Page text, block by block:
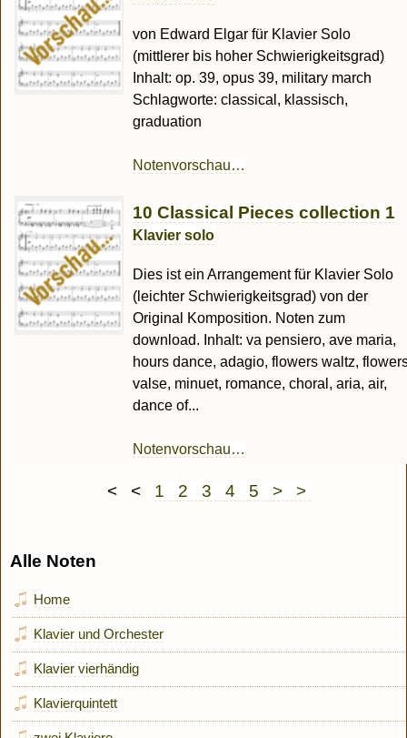
von Edward Elgar für Klavier Solo
(mittlerer bis hoher Schwierigkeitsgrad)
Inhalt: op. 39, opus 39, military march
Schlagworte: classical, klassisch,
graduation
Notenvorschau…
10 Classical Pieces collection 1
Klavier solo
Dies ist ein Arrangement für Klavier Solo
(leichter Schwierigkeitsgrad) von der
Original Komposition. Noten zum
download. Inhalt: va pensiero, ave maria,
hours dance, adagio, flowers waltz,
valse, minuet, romance, choral, aria, air,
dance of...
Notenvorschau…
< < 1 2 3 4 5 > >
Alle Noten
Home
Klavier und Orchester
Klavier vierhändig
Klavierquintett